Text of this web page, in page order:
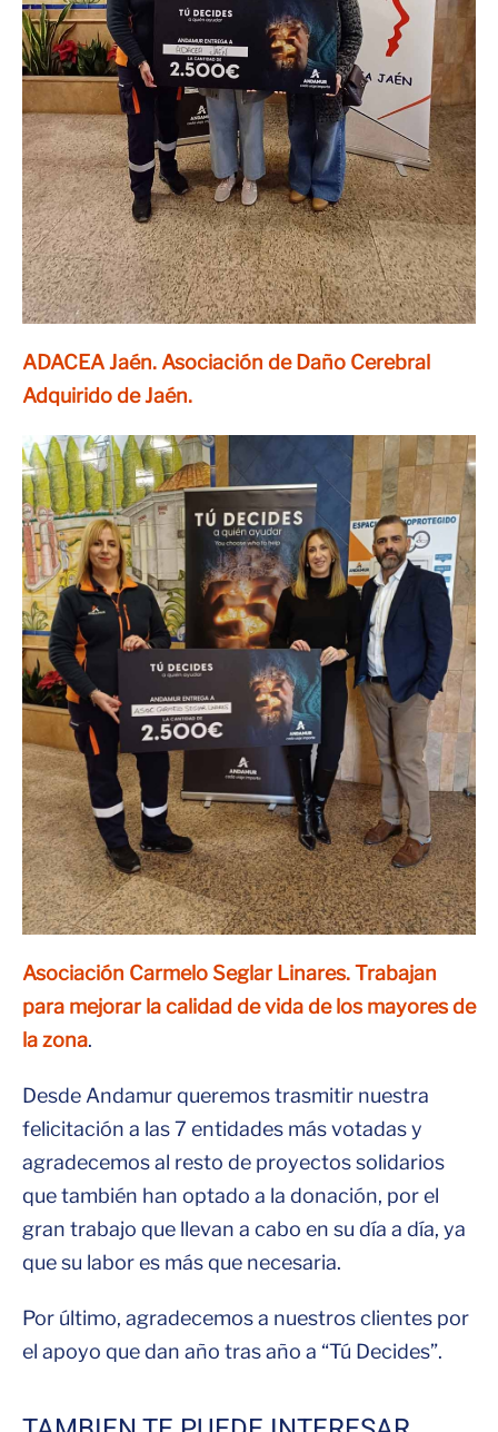
ADACEA Jaén. Asociación de Daño Cerebral
Adquirido de Jaén.
Asociación Carmelo Seglar Linares. Trabajan
para mejorar la calidad de vida de los mayores de
la zona.
Desde Andamur queremos trasmitir nuestra
felicitación a las 7 entidades más votadas y
agradecemos al resto de proyectos solidarios
que también han optado a la donación, por el
gran trabajo que llevan a cabo en su día a día, ya
que su labor es más que necesaria.
Por último, agradecemos a nuestros clientes por
el apoyo que dan año tras año a “Tú Decides”.